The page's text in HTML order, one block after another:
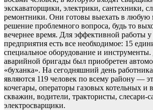
экскаваторщики, электрики, сантехники,
ремонтники. Они готовы выехать в любую
решение проблемного вопроса, будь то
вечернее время. Для эффективной работы
предприятия есть все необходимое: 15
специальное оборудование и
аварийной бригады был приобретен
«буханка». На сегодняшний день
являются 119 человек по всему району —
кочегары, операторы газовых котельных и
скважин, водители, трактористы, слесари-
электросварщики.